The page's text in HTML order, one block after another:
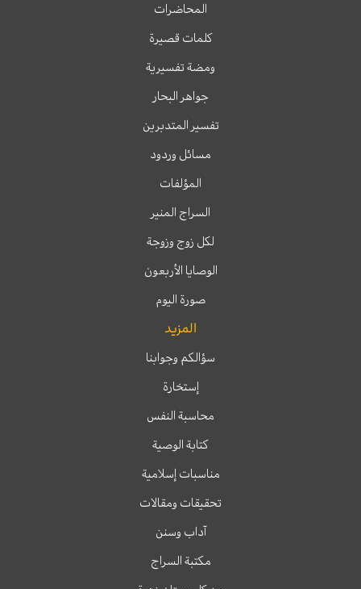
المحاضرات
كلمات قصيرة
ومضة تفسيرية
جواهر البحار
تفسير المتدبرين
مسائل وردود
المؤلفات
السراج المنير
لكل زوج وزوجة
الوصايا الأربعون
صورة اليوم
المزيد
سؤالكم وجوابنا
إستخارة
محاسبة النفس
كتابة الوصية
مناسبات إسلامية
تحقيقات ومقالات
آداب وسنن
مكتبة السراج